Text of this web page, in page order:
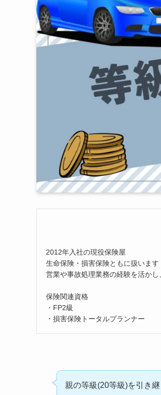
2012年入社の現役保険屋
生命保険・損害保険ともに扱います
営業や事故処理業務の経験を活か
保険関連資格
・FP2級
・損害保険トータルプランナー
親の等級(20等級)を引き